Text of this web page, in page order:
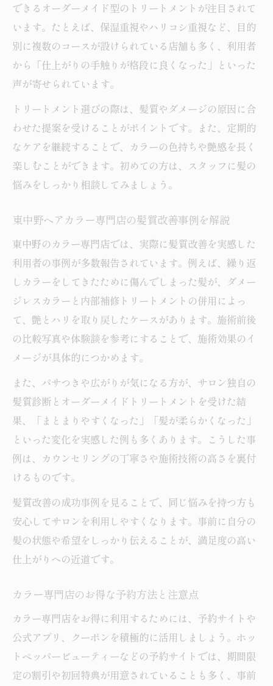
できるオーダーメイド型のトリートメントが注目されて
います。たとえば、保湿重視やハリコシ重視など、目的
別に複数のコースが設けられている店舗も多く、利用者
から「仕上がりの手触りが格段に良くなった」といった
声が寄せられています。
トリートメント選びの際は、髪質やダメージの原因に合
わせた提案を受けることがポイントです。また、定期的
なケアを継続することで、カラーの色持ちや艶感を長く
楽しむことができます。初めての方は、スタッフに髪の
悩みをしっかり相談してみましょう。
東中野ヘアカラー専門店の髪質改善事例を解説
東中野のカラー専門店では、実際に髪質改善を実感した
利用者の事例が多数報告されています。例えば、繰り返
しカラーをしてきたために傷んでしまった髪が、ダメー
ジレスカラーと内部補修トリートメントの併用によっ
て、艶とハリを取り戻したケースがあります。施術前後
の比較写真や体験談を参考にすることで、施術効果のイ
メージが具体的につかめます。
また、パサつきや広がりが気になる方が、サロン独自の
髪質診断とオーダーメイドトリートメントを受けた結
果、「まとまりやすくなった」「髪が柔らかくなった」
といった変化を実感した例も多くあります。こうした事
例は、カウンセリングの丁寧さや施術技術の高さを裏付
けるものです。
髪質改善の成功事例を見ることで、同じ悩みを持つ方も
安心してサロンを利用しやすくなります。事前に自分の
髪の状態や希望をしっかり伝えることが、満足度の高い
仕上がりへの近道です。
カラー専門店のお得な予約方法と注意点
カラー専門店をお得に利用するためには、予約サイトや
公式アプリ、クーポンを積極的に活用しましょう。ホッ
トペッパービューティーなどの予約サイトでは、期間限
定の割引や初回特典が用意されていることも多く、事前